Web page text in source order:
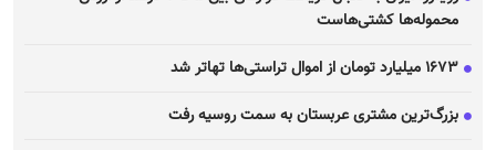
محموله‌ها کشتی‌هاست
۱۶۷۳ میلیارد تومان از اموال تراستی‌ها تهاتر شد
بزرگ‌ترین مشتری عربستان به سمت روسیه رفت